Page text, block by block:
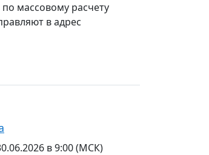
массовому расчету
в адрес
в 9:00 (МСК)